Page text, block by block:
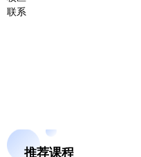
联系
推荐课程